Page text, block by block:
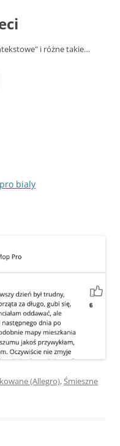
i różne takie…
bialy
(Allegro),Śmieszne